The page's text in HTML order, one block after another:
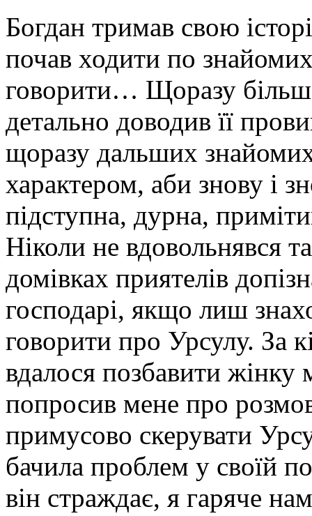
Богдан тримав свою
почав ходити по
говорити… Щоразу
детально доводив її
щоразу дальших
характером, аби знову і
підступна, дурна,
Ніколи не вдовольнявся
домівках приятелів
господарі, якщо лиш
говорити про Урсулу. За
вдалося позбавити жінку
попросив мене про
примусово скерувати
бачила проблем у своїй
він страждає, я гаряче